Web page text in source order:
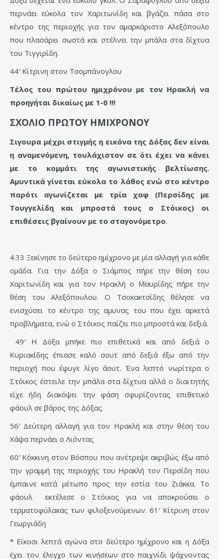
περνάει εύκολα τον Χαριτωνίδη και βγάζει πάσα στο
κέντρο της περιοχής για τον αμαρκάριστο Αλεξόπουλο
που πλασάρει σωστά και στέλνει την μπάλα στα δίχτυα
του Τιγγιρίδη.
44′ Κίτρινη στον Τσομπάνογλου
Τέλος του πρώτου ημιχρόνου με τον Ηρακλή να
προηγήται δικαίως με 1-0 !!!
ΣΧΟΛΙΟ ΠΡΩΤΟΥ ΗΜΙΧΡΟΝΟΥ
Σιγουρα μέχρι στιγμής η εικόνα της Δόξας δεν είναι
η αναμενόμενη, τουλάχιστον σε ότι έχει να κάνει
με το κομμάτι της αγωνιστικής βελτίωσης.
Αμυντικά γίνεται εύκολα το λάθος ενώ στο κέντρο
παρότι αγωνίζεται με τρία χαφ (Περσίδης με
Τουγγελίδη και μπροστά τους ο Στόικος) οι
επιθέσεις βγαίνουν με το σταγονόμετρο.
4.33 Ξεκίνησε το δεύτερο ημίχρονο με μία αλλαγή για κάθε
ομάδα. Για την Δόξα ο Σιάμπος πήρε την θέση του
Χαριτωνίδη και για τον Ηρακλή ο Μαυρίδης πήρε την
θέση του Αλεξόπουλου. Ο Τσοκακτσίδης θέλησε να
ενισχύσει το κέντρο της αμυνας του που έχει αρκετά
προβλήματα, ενώ ο Στόικος παίζει πιο μπροστά και δεξιά.
49′ Η Δόξα μπήκε πιο επιθετικά και από δεξιά ο
Κυριακίδης έπιασε καλό σουτ από δεξιά έξω από την
περιοχή που έφυγε λίγο άουτ. Ένα λεπτό νωρίτερα ο
Στόικος έστειλε την μπάλα στα δίχτυα αλλά ο διαιτητής
είχε ήδη διακόψει την φάση σφυρίζοντας επιθετικό
φάουλ σε βάρος της Δόξας.
56′ Δεύτερη αλλαγή για τον Ηρακλή και στην θέση του
Χάψα περνάει ο Λιόντας
60′ Κόκκινη στον Βόσπου που ανέτρεψε ακριβώς έξω από
την γραμμή της περιοχής του Ηρακλή τον Περσίδη που
έμπαινε κατά μέτωπο προς την εστία του Ζιάκκα. Το
φάουλ εκτέλεσε ο Στόικος για να αποκρούσει ο
τερματοφύλακας των φιλοξενούμενων. 61′ Κίτρινη στον
Γεωργιάδη
* Είκοσι λεπτά αγώνα στο δεύτερο ημίχρονο και η Δόξα
έχει τον έλεγχο των κινήσεων στο παιχνίδι ψάχνοντας